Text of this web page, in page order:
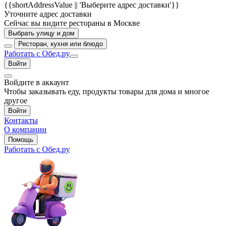
{{shortAddressValue || 'Выберите адрес доставки'}}
Уточните адрес доставки
Сейчас вы видите рестораны в Москве
Выбрать улицу и дом
Ресторан, кухня или блюдо
Работать с Обед.ру
Войти
Войдите в аккаунт
Чтобы заказывать еду, продукты товары для дома и многое
другое
Войти
Контакты
О компании
Помощь
Работать с Обед.ру